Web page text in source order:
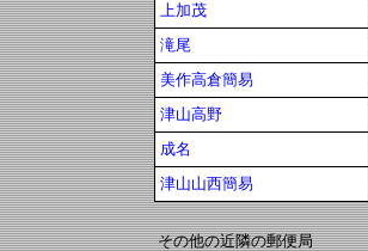
上加茂
滝尾
美作高倉簡易
津山高野
成名
津山山西簡易
その他の近隣の郵便局